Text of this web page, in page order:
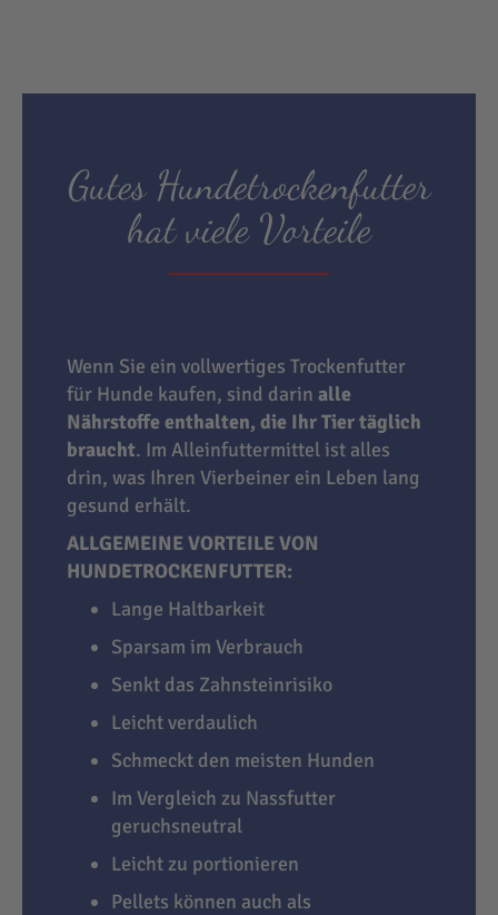
Gutes Hundetrockenfutter
hat viele Vorteile
Wenn Sie ein vollwertiges Trockenfutter
für Hunde kaufen, sind darin alle
Nährstoffe enthalten, die Ihr Tier täglich
braucht. Im Alleinfuttermittel ist alles
drin, was Ihren Vierbeiner ein Leben lang
gesund erhält.
ALLGEMEINE VORTEILE VON
HUNDETROCKENFUTTER:
Lange Haltbarkeit
Sparsam im Verbrauch
Senkt das Zahnsteinrisiko
Leicht verdaulich
Schmeckt den meisten Hunden
Im Vergleich zu Nassfutter
geruchsneutral
Leicht zu portionieren
Pellets können auch als